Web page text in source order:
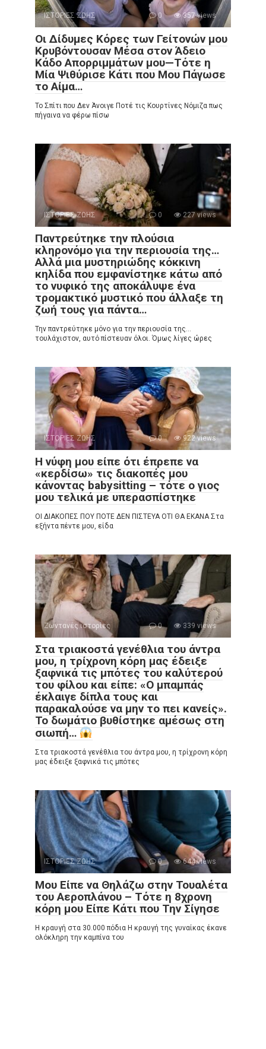
ΙΣΤΟΡΙΕΣ ΖΩΗΣ 0 357 views
Οι Δίδυμες Κόρες των Γείτονών μου
Κρυβόντουσαν Μέσα στον Άδειο
Κάδο Απορριμμάτων μου—Τότε η
Μία Ψιθύρισε Κάτι που Μου Πάγωσε
το Αίμα…
Το Σπίτι που Δεν Άνοιγε Ποτέ τις Κουρτίνες Νόμιζα πως
πήγαινα να φέρω πίσω
ΙΣΤΟΡΙΕΣ ΖΩΗΣ 0 227 views
Παντρεύτηκε την πλούσια
κληρονόμο για την περιουσία της…
Αλλά μια μυστηριώδης κόκκινη
κηλίδα που εμφανίστηκε κάτω από
το νυφικό της αποκάλυψε ένα
τρομακτικό μυστικό που άλλαξε τη
ζωή τους για πάντα…
Την παντρεύτηκε μόνο για την περιουσία της…
τουλάχιστον, αυτό πίστευαν όλοι. Όμως λίγες ώρες
ΙΣΤΟΡΙΕΣ ΖΩΗΣ 0 922 views
Η νύφη μου είπε ότι έπρεπε να
«κερδίσω» τις διακοπές μου
κάνοντας babysitting – τότε ο γιος
μου τελικά με υπερασπίστηκε
ΟΙ ΔΙΑΚΟΠΕΣ ΠΟΥ ΠΟΤΕ ΔΕΝ ΠΙΣΤΕΥΑ ΟΤΙ ΘΑ ΕΚΑΝΑ Στα
εξήντα πέντε μου, είδα
Ζωντανές ιστορίες 0 339 views
Στα τριακοστά γενέθλια του άντρα
μου, η τρίχρονη κόρη μας έδειξε
ξαφνικά τις μπότες του καλύτερού
του φίλου και είπε: «Ο μπαμπάς
έκλαιγε δίπλα τους και
παρακαλούσε να μην το πει κανείς».
Το δωμάτιο βυθίστηκε αμέσως στη
σιωπή…
Στα τριακοστά γενέθλια του άντρα μου, η τρίχρονη κόρη
μας έδειξε ξαφνικά τις μπότες
ΙΣΤΟΡΙΕΣ ΖΩΗΣ 0 644 views
Μου Είπε να Θηλάζω στην Τουαλέτα
του Αεροπλάνου – Τότε η 8χρονη
κόρη μου Είπε Κάτι που Την Σίγησε
Η κραυγή στα 30.000 πόδια Η κραυγή της γυναίκας έκανε
ολόκληρη την καμπίνα του